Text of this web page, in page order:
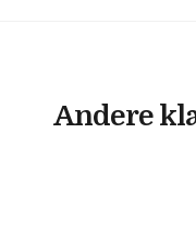
Andere